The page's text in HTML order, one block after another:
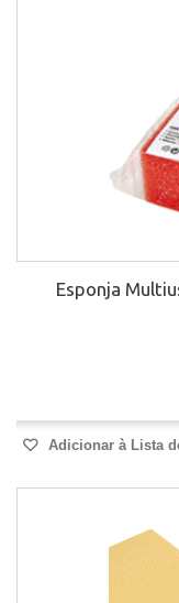
Esponja
Adicionar à Lista